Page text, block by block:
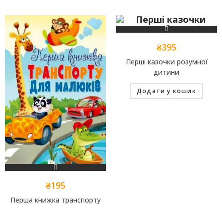
₴195
Перша книжка транспорту
₴395
Перші казочки розумної
дитини
Додати у кошик